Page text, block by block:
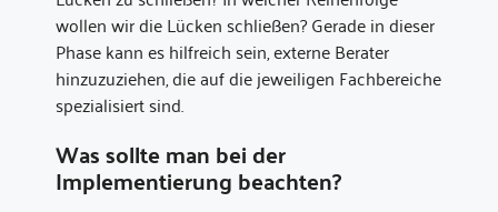
wollen wir die Lücken schließen? Gerade in dieser
Phase kann es hilfreich sein, externe Berater
hinzuzuziehen, die auf die jeweiligen Fachbereiche
spezialisiert sind.
Was sollte man bei der
Implementierung beachten?